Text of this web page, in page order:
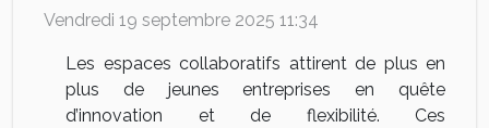
Vendredi 19 septembre 2025 11:34
Les espaces collaboratifs attirent de plus en
plus de jeunes entreprises en quête
d’innovation et de flexibilité. Ces